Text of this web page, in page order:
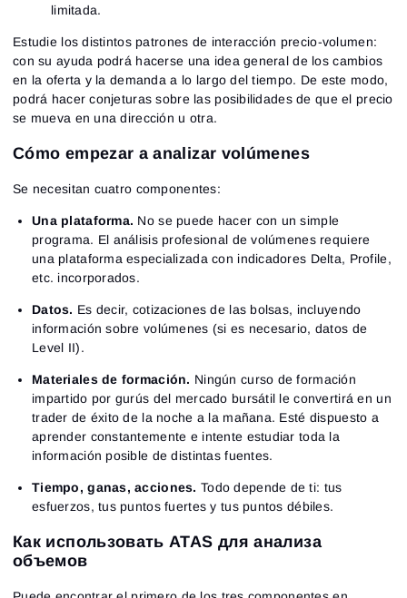
limitada.
Estudie los distintos patrones de interacción precio-volumen:
con su ayuda podrá hacerse una idea general de los cambios
en la oferta y la demanda a lo largo del tiempo. De este modo,
podrá hacer conjeturas sobre las posibilidades de que el precio
se mueva en una dirección u otra.
Cómo empezar a analizar volúmenes
Se necesitan cuatro componentes:
Una plataforma. No se puede hacer con un simple
programa. El análisis profesional de volúmenes requiere
una plataforma especializada con indicadores Delta, Profile,
etc. incorporados.
Datos. Es decir, cotizaciones de las bolsas, incluyendo
información sobre volúmenes (si es necesario, datos de
Level II).
Materiales de formación. Ningún curso de formación
impartido por gurús del mercado bursátil le convertirá en un
trader de éxito de la noche a la mañana. Esté dispuesto a
aprender constantemente e intente estudiar toda la
información posible de distintas fuentes.
Tiempo, ganas, acciones. Todo depende de ti: tus
esfuerzos, tus puntos fuertes y tus puntos débiles.
Как использовать ATAS для анализа
объемов